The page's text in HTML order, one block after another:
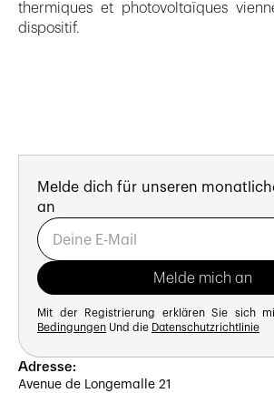
thermiques et photovoltaïques
dispositif.
Melde dich für unseren
an
Mit der Registrierung erklären Sie sich
Bedingungen Und die Datenschutzrichtlinie
Adresse:
Avenue de Longemalle 21